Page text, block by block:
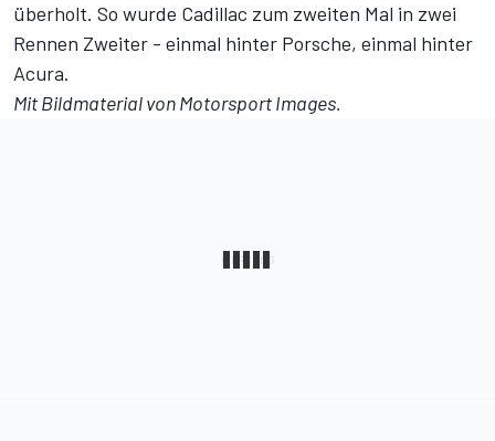
überholt. So wurde Cadillac zum zweiten Mal in zwei
Rennen Zweiter - einmal hinter Porsche, einmal hinter
Acura.
Mit Bildmaterial vonMotorsport Images.